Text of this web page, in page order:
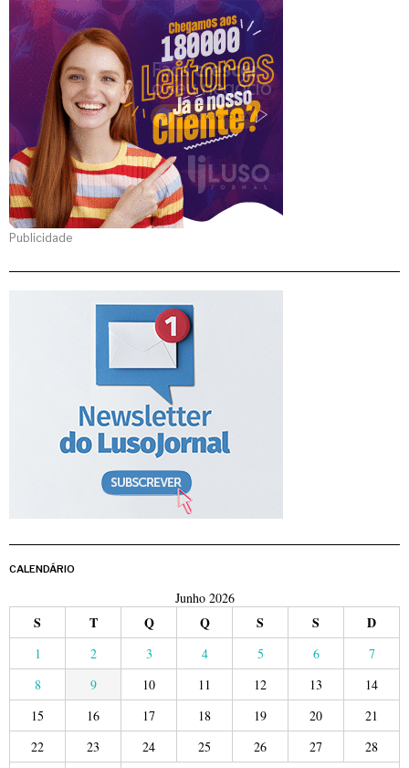
Publicidade
CALENDÁRIO
Junho 2026
S T Q Q S S D
1 2 3 4 5 6
7
8
9 10 11 12 13
14
15
16 17 18 19 20
21
22
23 24 25 26 27 28